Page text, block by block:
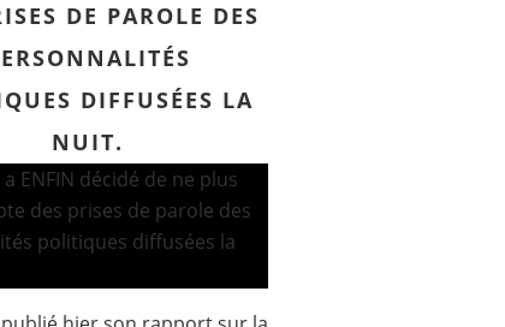
DE PAROLE DES
DIFFUSÉES LA
NUIT.